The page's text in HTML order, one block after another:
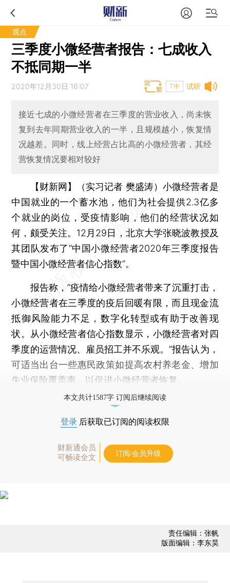
观点
三季度小微经营者报告：七成收入
不抵同期一半
试听
2020年12月30日 16:07 T中
接近七成的小微经营者在三季度的营业收入，尚未恢
复到去年同期营业收入的一半，‌‌且规模越小，恢复情
况越差。同时，‌‌线上经营占比‌‌高的小微经营者，‌‌其经
营恢复情况要相对较好
【财新网】（实习记者 樊盛涛）小微经营者是‌‌
中国就业的一个蓄水池，‌‌他们为社会提供2.3亿多
个就业的岗位，受疫情影响，他们的经营状况如
何，颇受关注。12月29日，北京大学张晓波教授及
其团队发布了“中国小微经营者2020年三季度报告
暨中国小微经营者信心指数”。
报告称，“疫情给小微经营者带来了沉重打击，
小微经营者在三季度的疫后回暖有限，而且现金流
抵御风险能力不足，数字化转型或有助于改善现
状。从小微经营者信心指数显示，小微经营者对四
季度的运营情况、雇员招工并不乐观。”报告认为，
可适当出台一些惠民政策如提高农村养老金、增加
失业保险覆盖率。以促进小微经营者恢复。
本文共计1587字 订阅后继续阅读
登录 后获取已订阅的阅读权限
财新通会员
可畅读全文
订阅/会员升级
责任编辑：张帆
版面编辑：李东昊